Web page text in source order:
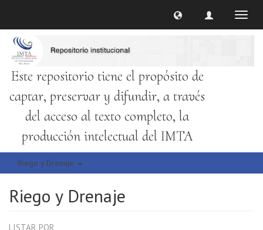
Este repositorio tiene el propósito de
captar, preservar y difundir, a través
del acceso al texto completo, la
producción intelectual del IMTA
Riego y Drenaje
Riego y Drenaje
LISTAR POR